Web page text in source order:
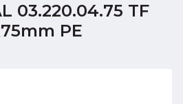
03.220.04.75 TF
PE